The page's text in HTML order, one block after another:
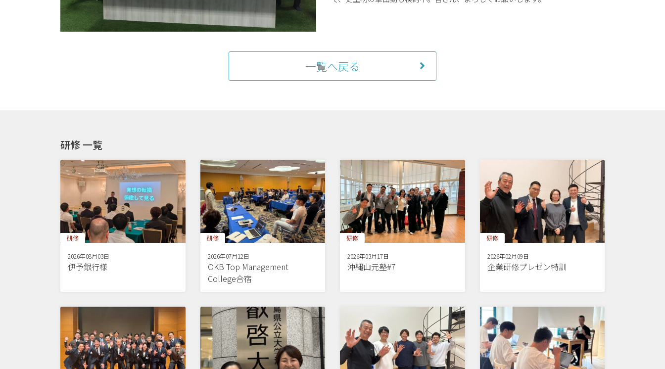
一覧へ戻る
研修 一覧
研修
2026年08月03日
伊予銀行様
研修
2026年07月12日
OKB Top Management
College合宿
研修
2026年03月17日
沖縄山元塾#7
研修
2026年02月09日
企業研修プレゼン特訓